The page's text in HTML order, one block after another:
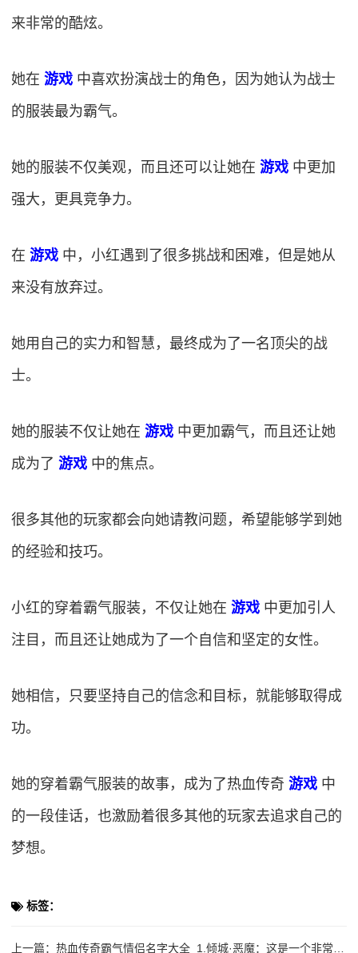
来非常的酷炫。
她在 游戏 中喜欢扮演战士的角色，因为她认为战士
的服装最为霸气。
她的服装不仅美观，而且还可以让她在 游戏 中更加
强大，更具竞争力。
在 游戏 中，小红遇到了很多挑战和困难，但是她从
来没有放弃过。
她用自己的实力和智慧，最终成为了一名顶尖的战
士。
她的服装不仅让她在 游戏 中更加霸气，而且还让她
成为了 游戏 中的焦点。
很多其他的玩家都会向她请教问题，希望能够学到她
的经验和技巧。
小红的穿着霸气服装，不仅让她在 游戏 中更加引人
注目，而且还让她成为了一个自信和坚定的女性。
她相信，只要坚持自己的信念和目标，就能够取得成
功。
她的穿着霸气服装的故事，成为了热血传奇 游戏 中
的一段佳话，也激励着很多其他的玩家去追求自己的
梦想。
标签：
上一篇： 热血传奇霸气情侣名字大全_1.倾城·恶魔：这是一个非常流行的名字，其中“倾城”表